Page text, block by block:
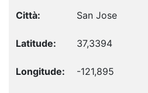
San Jose
37,3394
-121,895